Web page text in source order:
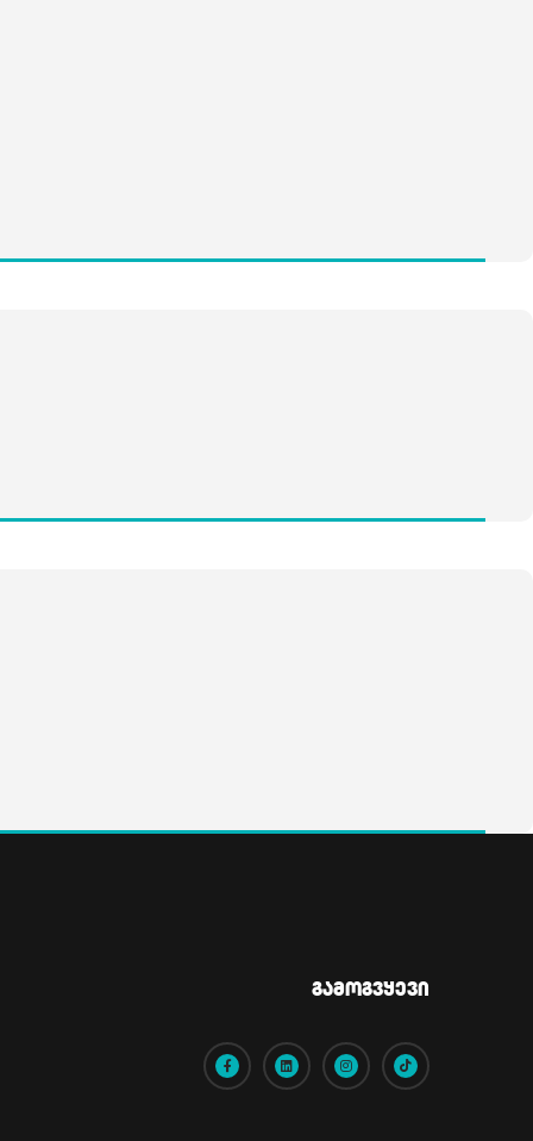
Გამოგვყევი